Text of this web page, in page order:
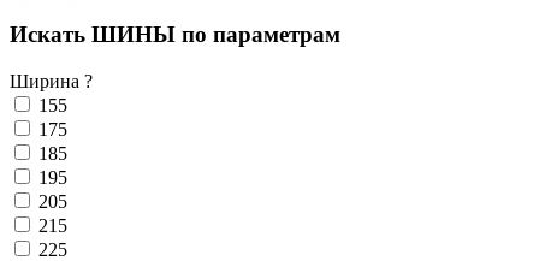
Искать ШИНЫ по параметрам
Ширина ?
155
175
185
195
205
215
225